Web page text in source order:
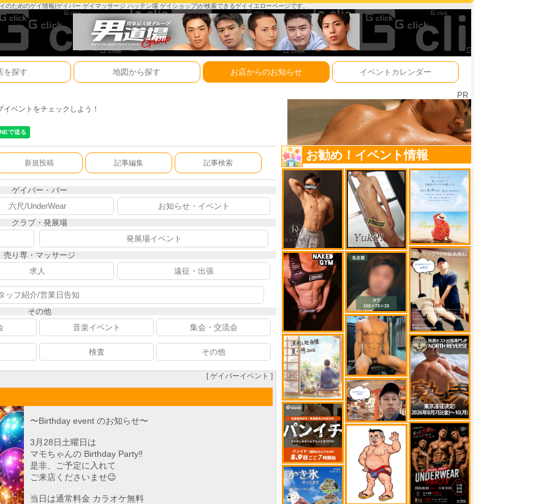
のためのゲイ情報(ゲイバー ゲイマッサージ ハッテン場 ゲイショップ)が検索できるゲイイエローページです。
を探す 地図から探す お店からのお知らせ イベントカレンダー
ベントをチェックしよう！
PR
新規投稿 記事編集 記事検索
ゲイバー・バー
六尺/UnderWear
お知らせ・イベント
クラブ・発展場
発展場イベント
売り専・マッサージ
求人
遠征・出張
ッフ紹介/営業日告知
その他
音楽イベント 集会・交流会
検査 その他
[ ゲイバーイベント ]
〜Birthday event のお知らせ〜
3月28日土曜日は
マモちゃんの Birthday Party‼︎
是非、ご予定に入れて
ご来店くださいませ😉
当日は通常料金 カラオケ無料
お勧め！イベント情報